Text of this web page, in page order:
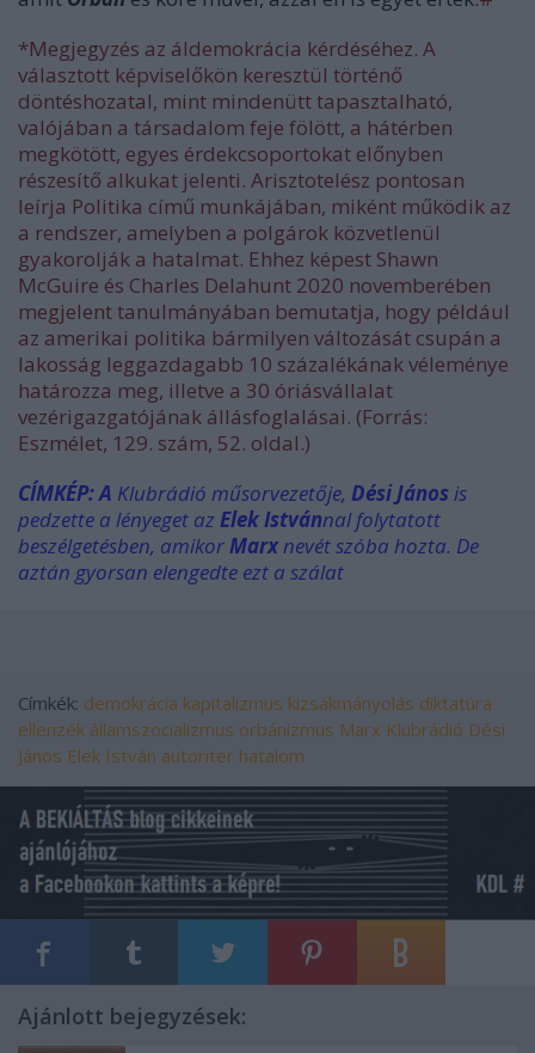
*Megjegyzés az áldemokrácia kérdéséhez. A
választott képviselőkön keresztül történő
döntéshozatal, mint mindenütt tapasztalható,
valójában a társadalom feje fölött, a hátérben
megkötött, egyes érdekcsoportokat előnyben
részesítő alkukat jelenti. Arisztotelész pontosan
leírja Politika című munkájában, miként működik az
a rendszer, amelyben a polgárok közvetlenül
gyakorolják a hatalmat. Ehhez képest Shawn
McGuire és Charles Delahunt 2020 novemberében
megjelent tanulmányában bemutatja, hogy például
az amerikai politika bármilyen változását csupán a
lakosság leggazdagabb 10 százalékának véleménye
határozza meg, illetve a 30 óriásvállalat
vezérigazgatójának állásfoglalásai. (Forrás:
Eszmélet, 129. szám, 52. oldal.)
CÍMKÉP: A Klubrádió műsorvezetője, Dési Jánosis
pedzette a lényeget az Elek Istvánnal folytatott
beszélgetésben, amikorMarxnevét szóba hozta. De
aztán gyorsan elengedte ezt a szálat
Címkék: demokrácia kapitalizmus kizsákmányolás diktatúra
ellenzék államszocializmus orbánizmus Marx Klubrádió Dési
János Elek István autoriter hatalom
Ajánlott bejegyzések: